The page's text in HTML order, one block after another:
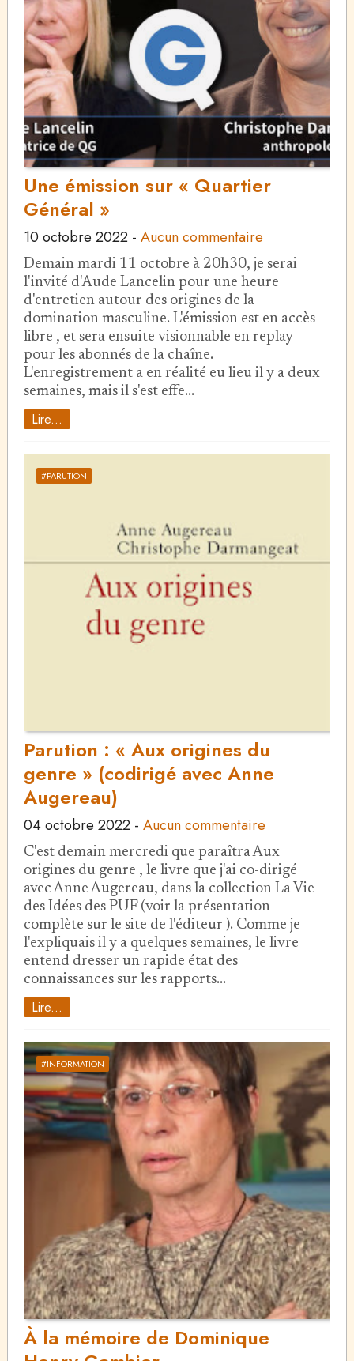
Une émission sur « Quartier
Général »
10 octobre 2022- Aucun commentaire
Demain mardi 11 octobre à 20h30, je serai
l'invité d'Aude Lancelin pour une heure
d'entretien autour des origines de la
domination masculine. L'émission est en accès
libre , et sera ensuite visionnable en replay
pour les abonnés de la chaîne.
L'enregistrement a en réalité eu lieu il y a deux
semaines, mais il s'est effe…
Lire...
#PARUTION
Parution : « Aux origines du
genre » (codirigé avec Anne
Augereau)
04 octobre 2022- Aucun commentaire
C'est demain mercredi que paraîtra Aux
origines du genre , le livre que j'ai co-dirigé
avec Anne Augereau, dans la collection La Vie
des Idées des PUF (voir la présentation
complète sur le site de l'éditeur ). Comme je
l'expliquais il y a quelques semaines, le livre
entend dresser un rapide état des
connaissances sur les rapports…
Lire...
#INFORMATION
À la mémoire de Dominique